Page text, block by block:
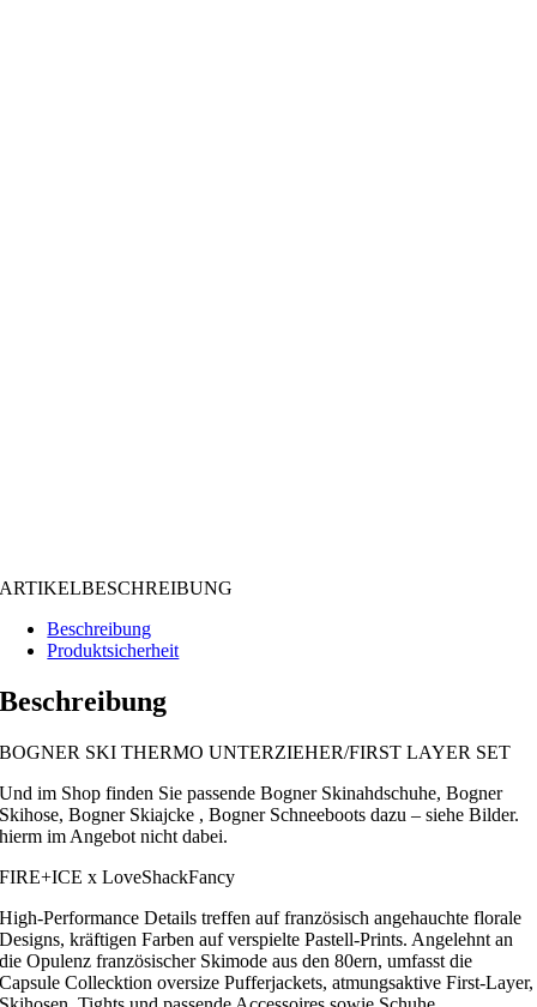
ARTIKELBESCHREIBUNG
Beschreibung
Produktsicherheit
Beschreibung
BOGNER SKI THERMO UNTERZIEHER/FIRST LAYER SET
Und im Shop finden Sie passende Bogner Skinahdschuhe, Bogner
Skihose, Bogner Skiajcke , Bogner Schneeboots dazu – siehe Bilder.
hierm im Angebot nicht dabei.
FIRE+ICE x LoveShackFancy
High-Performance Details treffen auf französisch angehauchte florale
Designs, kräftigen Farben auf verspielte Pastell-Prints. Angelehnt an
die Opulenz französischer Skimode aus den 80ern, umfasst die
Capsule Collecktion oversize Pufferjackets, atmungsaktive First-Layer,